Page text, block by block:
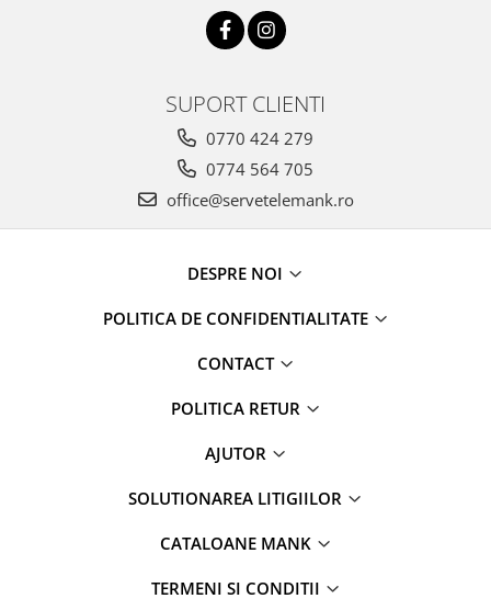
SUPORT CLIENTI
0770 424 279
0774 564 705
office@servetelemank.ro
DESPRE NOI
POLITICA DE CONFIDENTIALITATE
CONTACT
POLITICA RETUR
AJUTOR
SOLUTIONAREA LITIGIILOR
CATALOANE MANK
TERMENI SI CONDITII